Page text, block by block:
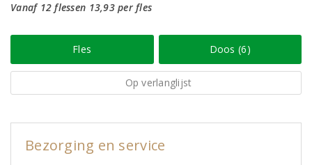
Vanaf 12 flessen 13,93 per fles
Fles Doos (6)
Op verlanglijst
Bezorging en service